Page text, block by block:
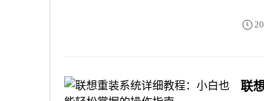
联